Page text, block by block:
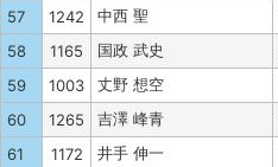
57
1242 中西 聖
58
1165 国政 武史
59
1003 丈野 想空
60
1265 吉澤 峰青
61
1172 井手 伸一